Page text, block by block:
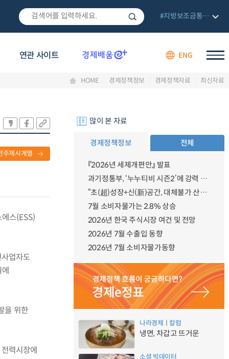
연관 사이트 ENG
#지방보조금통합관리망
HOME 경제정책정보 경제정책자료 최신자료
주제시계열
스(ESS)
업자도
을 위한
력시장에
많이 본 자료
경제정책정보 전체
『2026년 세제개편안』 발표
과기정통부, ‘누누티비 시즌2’에 강력 대응 의지 밝혀
“초(超)성장+신(新)공간, 대체불가 산업강국”
7월 소비자물가는 2.8% 상승
2026년 한국 주식시장 여건 및 전망
2026년 7월 수출입 동향
2026년 7월 소비자물가동향
나라경제ㅣ칼럼
냉면, 차갑고 뜨거운
소셜 빅데이터